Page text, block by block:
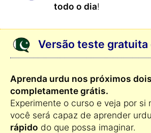
todo o dia!
Versão teste gratuita
Aprenda urdu nos próximos
completamente grátis.
Experimente o curso e veja por si
você será capaz de aprender urdu
rápido do que possa imaginar.